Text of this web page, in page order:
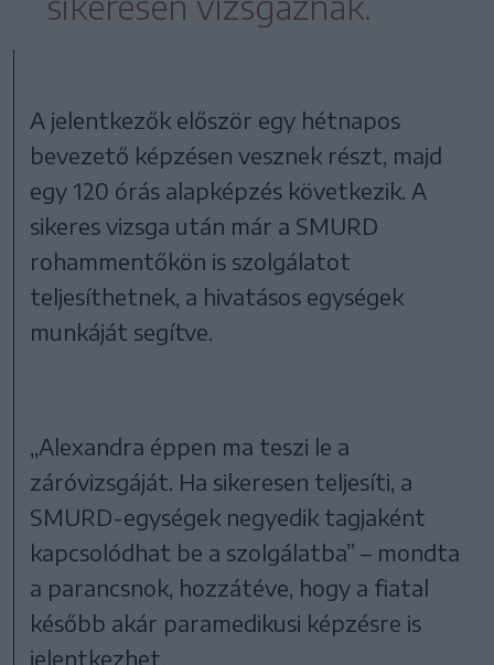
A jelentkezők először egy hétnapos
bevezető képzésen vesznek részt, majd
egy 120 órás alapképzés következik. A
sikeres vizsga után már a SMURD
rohammentőkön is szolgálatot
teljesíthetnek, a hivatásos egységek
munkáját segítve.
„Alexandra éppen ma teszi le a
záróvizsgáját. Ha sikeresen teljesíti, a
SMURD-egységek negyedik tagjaként
kapcsolódhat be a szolgálatba” – mondta
a parancsnok, hozzátéve, hogy a fiatal
később akár paramedikusi képzésre is
jelentkezhet.